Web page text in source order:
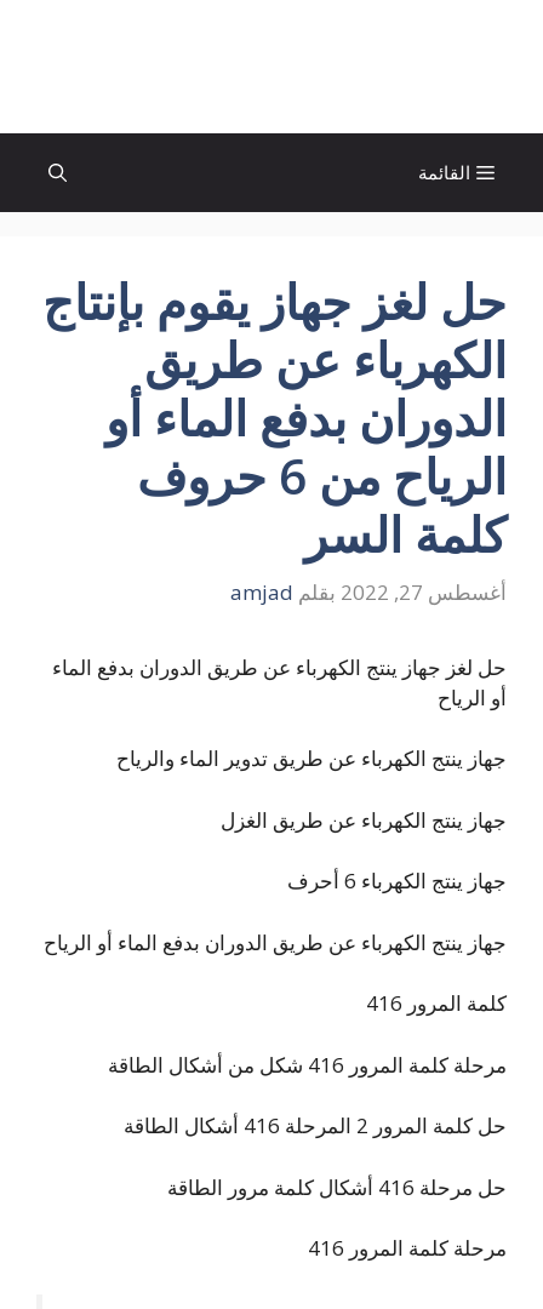
القائمة
حل لغز جهاز يقوم بإنتاج
الكهرباء عن طريق
الدوران بدفع الماء أو
الرياح من 6 حروف
كلمة السر
أغسطس 27, 2022 بقلم amjad
حل لغز جهاز ينتج الكهرباء عن طريق الدوران بدفع الماء
أو الرياح
جهاز ينتج الكهرباء عن طريق تدوير الماء والرياح
جهاز ينتج الكهرباء عن طريق الغزل
جهاز ينتج الكهرباء 6 أحرف
جهاز ينتج الكهرباء عن طريق الدوران بدفع الماء أو الرياح
كلمة المرور 416
مرحلة كلمة المرور 416 شكل من أشكال الطاقة
حل كلمة المرور 2 المرحلة 416 أشكال الطاقة
حل مرحلة 416 أشكال كلمة مرور الطاقة
مرحلة كلمة المرور 416